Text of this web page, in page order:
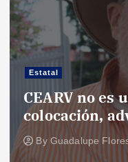
Estatal
CEARV no es
colocación,
By Guadalupe